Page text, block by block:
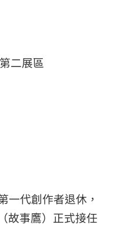
二展區
一代創作者退休，
故事鷹）正式接任